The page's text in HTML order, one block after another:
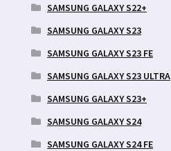
SAMSUNG GALAXY S22+
SAMSUNG GALAXY S23
SAMSUNG GALAXY S23 FE
SAMSUNG GALAXY S23 ULTRA
SAMSUNG GALAXY S23+
SAMSUNG GALAXY S24
SAMSUNG GALAXY S24 FE